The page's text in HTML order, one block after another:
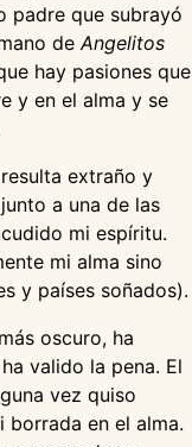
padre que subrayó
deAngelitos
hay pasiones que
y en el alma y se
extraño y
a una de las
mi espíritu.
mi alma sino
y países soñados).
oscuro, ha
valido la pena. El
vez quiso
borrada en el alma.